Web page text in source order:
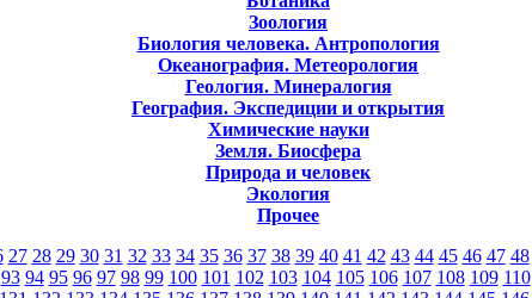
Зоология
Биология человека. Антропология
Океанография. Метеорология
Геология. Минералогия
География. Экспедиции и открытия
Химические науки
Земля. Биосфера
Природа и человек
Экология
Прочее
27 28 29 30 31 32 33 34 35 36 37 38 39 40 41 42 43 44 45 46 47 48
93 94 95 96 97 98 99 100 101 102 103 104 105 106 107 108 109 110